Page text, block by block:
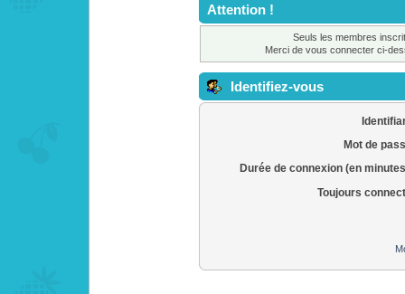
Attention !
Seuls les membres
Merci de vous connecter ci-
Identifiez-vous
Mot de
Durée de connexion (en
Toujours